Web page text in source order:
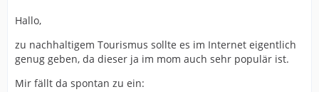
Hallo,
zu nachhaltigem Tourismus sollte es im Internet eigentlich
genug geben, da dieser ja im mom auch sehr populär ist.
Mir fällt da spontan zu ein: